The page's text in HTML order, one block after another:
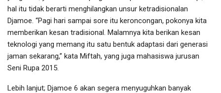
hal itu tidak berarti menghilangkan unsur ketradisionalan
Djamoe. “Pagi hari sampai sore itu keroncongan, pokonya kita
memberikan kesan tradisional. Malamnya kita berikan kesan
teknologi yang memang itu satu bentuk adaptasi dari generasi
jaman sekarang,” kata Miftah, yang juga mahasiswa jurusan
Seni Rupa 2015.
Lebih lanjut; Djamoe 6 akan segera menyuguhkan banyak